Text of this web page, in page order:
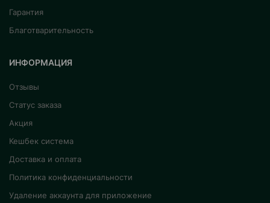
Гарантия
Благотварительность
ИНФОРМАЦИЯ
Отзывы
Статус заказа
Акция
Кешбек система
Доставка и оплата
Политика конфиденциальности
Удаление аккаунта для приложение